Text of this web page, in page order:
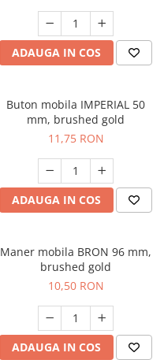
ADAUGA IN COS
Buton mobila IMPERIAL 50
mm, brushed gold
11,75 RON
ADAUGA IN COS
Maner mobila BRON 96 mm,
brushed gold
10,50 RON
ADAUGA IN COS